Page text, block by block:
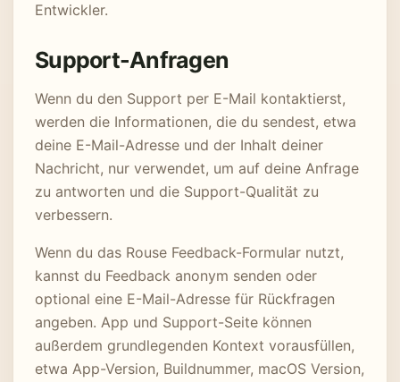
Entwickler.
Support-Anfragen
Wenn du den Support per E-Mail kontaktierst,
werden die Informationen, die du sendest, etwa
deine E-Mail-Adresse und der Inhalt deiner
Nachricht, nur verwendet, um auf deine Anfrage
zu antworten und die Support-Qualität zu
verbessern.
Wenn du das Rouse Feedback-Formular nutzt,
kannst du Feedback anonym senden oder
optional eine E-Mail-Adresse für Rückfragen
angeben. App und Support-Seite können
außerdem grundlegenden Kontext vorausfüllen,
etwa App-Version, Buildnummer, macOS Version,